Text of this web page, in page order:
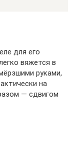
для его
вяжется в
руками,
на
— сдвигом